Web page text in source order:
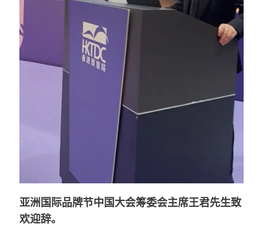
亚洲国际品牌节中国大会筹委会主席王君先生致
欢迎辞。